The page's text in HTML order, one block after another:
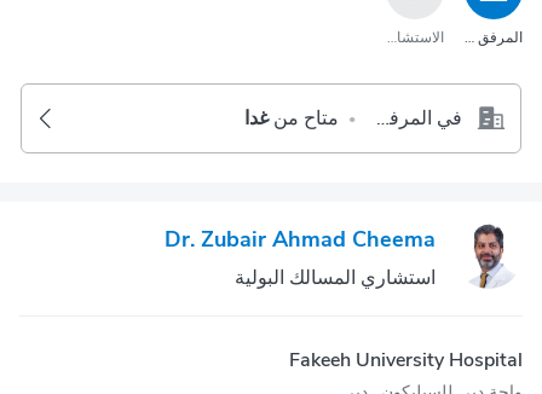
المرفق الصحي الاستشارة عبر مكالمة الفيديو
في المرفق الصحي • متاح من غدا
Dr. Zubair Ahmad Cheema
استشاري المسالك البولية
Fakeeh University Hospital